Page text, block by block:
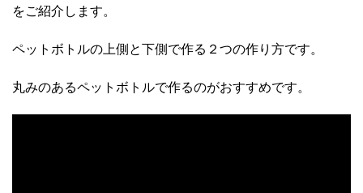
をご紹介します。
ペットボトルの上側と下側で作る２つの作り方です。
丸みのあるペットボトルで作るのがおすすめです。